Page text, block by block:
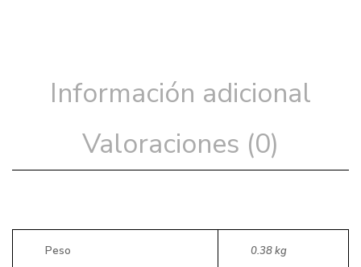
Información adicional
Valoraciones (0)
Peso 0.38 kg